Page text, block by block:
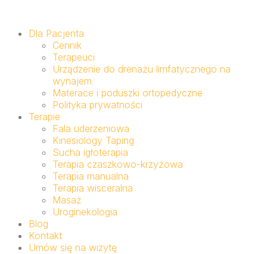
Dla Pacjenta
Cennik
Terapeuci
Urządzenie do drenażu limfatycznego na
wynajem
Materace i poduszki ortopedyczne
Polityka prywatności
Terapie
Fala uderzeniowa
Kinesiology Taping
Sucha igłoterapia
Terapia czaszkowo-krzyżowa
Terapia manualna
Terapia wisceralna
Masaż
Uroginekologia
Blog
Kontakt
Umów się na wizytę